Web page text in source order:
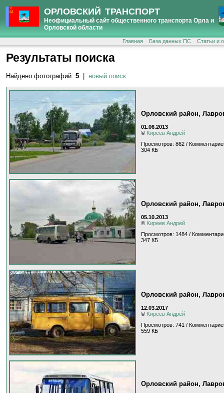
ОРЛОВСКИЙ ТРАНСПОРТ
Неофициальный сайт общественного транспорта Орла и
Орловской области
Главная База данных ПС Статьи и
Результаты поиска
Найдено фотографий: 5 новый поиск
Орловский район,
01.06.2013
© Kиpeeв Aндpeй
Просмотров: 862 /
304 КБ
Орловский район,
05.10.2013
© Kиpeeв Aндpeй
Просмотров: 1484 /
347 КБ
Орловский район,
12.03.2017
© Kиpeeв Aндpeй
Просмотров: 741 /
559 КБ
Орловский район,